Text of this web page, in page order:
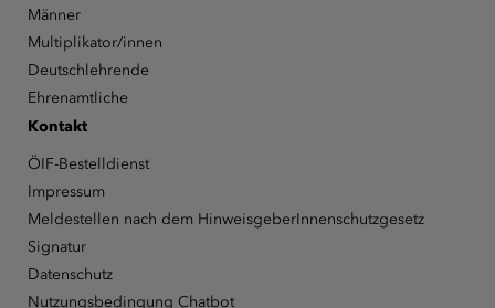
Männer
Multiplikator/innen
Deutschlehrende
Ehrenamtliche
Kontakt
ÖIF-Bestelldienst
Impressum
Meldestellen nach dem HinweisgeberInnenschutzgesetz
Signatur
Datenschutz
Nutzungsbedingung Chatbot